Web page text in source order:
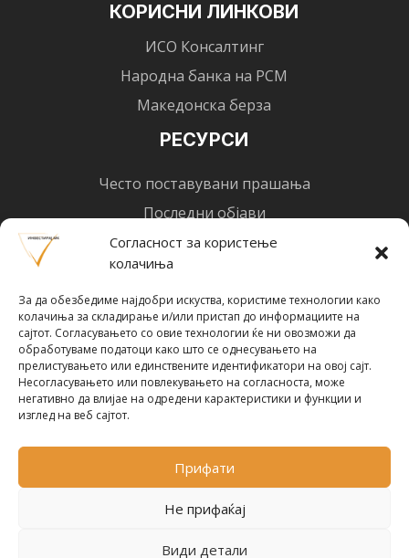
Согласност за користење
колачиња
За да обезбедиме најдобри искуства, користиме технологии како
колачиња за складирање и/или пристап до информациите на
сајтот. Согласувањето со овие технологии ќе ни овозможи да
обработуваме податоци како што се однесувањето на
прелистувањето или единствените идентификатори на овој сајт.
Несогласувањето или повлекувањето на согласноста, може
негативно да влијае на одредени карактеристики и функции и
изглед на веб сајтот.
Прифати
Не прифаќај
Види детали
КОРИСНИ ЛИНКОВИ
ИСО Консалтинг
Народна банка на РСМ
Македонска берза
РЕСУРСИ
Често поставувани прашања
Последни објави
Најнови вести
Почни со инвестирање
Претплати се за новости
ПРЕТПЛАТИ СЕ !
Политика за приватност